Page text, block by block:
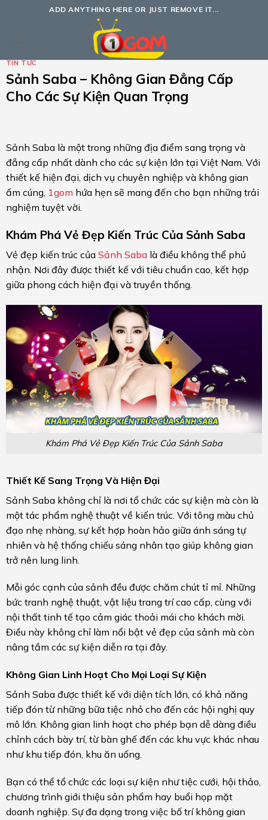
ADD ANYTHING HERE OR JUST REMOVE IT...
TIN TỨC
Sảnh Saba – Không Gian Đẳng Cấp
Cho Các Sự Kiện Quan Trọng
Sảnh Saba là một trong những địa điểm sang trọng và
đẳng cấp nhất dành cho các sự kiện lớn tại Việt Nam. Với
thiết kế hiện đại, dịch vụ chuyên nghiệp và không gian
ấm cúng, 1gom hứa hẹn sẽ mang đến cho bạn những trải
nghiệm tuyệt vời.
Khám Phá Vẻ Đẹp Kiến Trúc Của Sảnh Saba
Vẻ đẹp kiến trúc của Sảnh Sabalà điều không thể phủ
nhận. Nơi đây được thiết kế với tiêu chuẩn cao, kết hợp
giữa phong cách hiện đại và truyền thống.
Khám Phá Vẻ Đẹp Kiến Trúc Của Sảnh Saba
Thiết Kế Sang Trọng Và Hiện Đại
Sảnh Saba không chỉ là nơi tổ chức các sự kiện mà còn là
một tác phẩm nghệ thuật về kiến trúc. Với tông màu chủ
đạo nhẹ nhàng, sự kết hợp hoàn hảo giữa ánh sáng tự
nhiên và hệ thống chiếu sáng nhân tạo giúp không gian
trở nên lung linh.
Mỗi góc cạnh của sảnh đều được chăm chút tỉ mỉ. Những
bức tranh nghệ thuật, vật liệu trang trí cao cấp, cùng với
nội thất tinh tế tạo cảm giác thoải mái cho khách mời.
Điều này không chỉ làm nổi bật vẻ đẹp của sảnh mà còn
nâng tầm các sự kiện diễn ra tại đây.
Không Gian Linh Hoạt Cho Mọi Loại Sự Kiện
Sảnh Saba được thiết kế với diện tích lớn, có khả năng
tiếp đón từ những bữa tiệc nhỏ cho đến các hội nghị quy
mô lớn. Không gian linh hoạt cho phép bạn dễ dàng điều
chỉnh cách bày trí, từ bàn ghế đến các khu vực khác nhau
như khu tiếp đón, khu ăn uống.
Bạn có thể tổ chức các loại sự kiện như tiệc cưới, hội thảo,
chương trình giới thiệu sản phẩm hay buổi họp mặt
doanh nghiệp. Sự đa dạng trong việc bố trí không gian